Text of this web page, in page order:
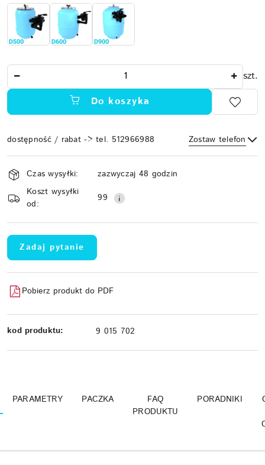
szt.
Do koszyka
dostępność / rabat -> tel. 512966988 Zostaw telefon
Wyślij
Dostępność
i
dostawa
Czas wysyłki:
zazwyczaj 48 godzin
Koszt wysyłki
od:
99
Zadaj pytanie
Pobierz produkt do PDF
kod produktu: 9 015 702
PARAMETRY PACZKA
FAQ
PRODUKTU
PORADNIKI